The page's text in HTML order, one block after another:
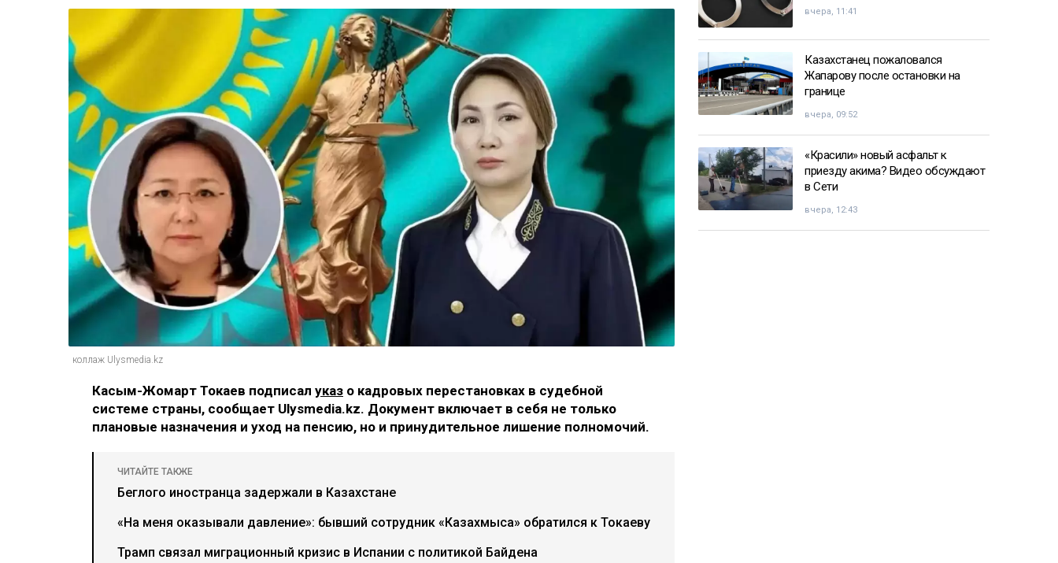
коллаж Ulysmedia.kz
Касым-Жомарт Токаев подписал указ о кадровых перестановках в судебной
системе страны, сообщает Ulysmedia.kz. Документ включает в себя не только
плановые назначения и уход на пенсию, но и принудительное лишение полномочий.
ЧИТАЙТЕ ТАКЖЕ
Беглого иностранца задержали в Казахстане
«На меня оказывали давление»: бывший сотрудник «Казахмыса» обратился к Токаеву
Трамп связал миграционный кризис в Испании с политикой Байдена
вчера, 11:41
Казахстанец пожаловался
Жапарову после остановки на
границе
вчера, 09:52
«Красили» новый асфальт к
приезду акима? Видео обсуждают
в Сети
вчера, 12:43